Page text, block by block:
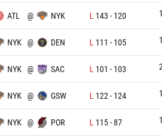
ATL @ NYK L 143 - 120
NYK @ DEN L 111 - 105
NYK @ SAC L 101 - 103
NYK @ GSW L 122 - 124
NYK @ POR L 115-87